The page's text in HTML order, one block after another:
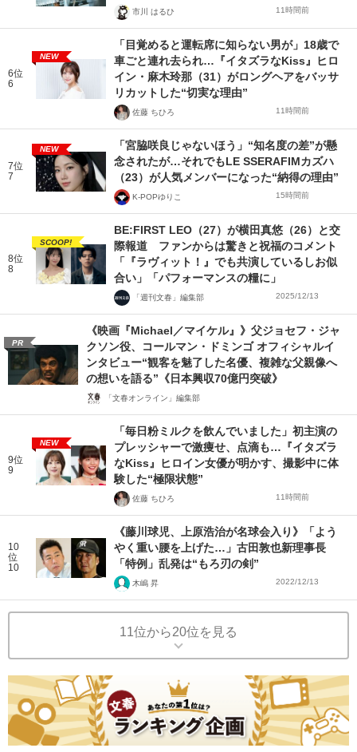
市川 はるひ 11時間前
6位
6
NEW
「目覚めると運転席に知らない男が」18歳で
車ごと連れ去られ…『イタズラなKiss』ヒロ
イン・麻木玲那（31）がロングヘアをバッサ
リカットした“切実な理由”
佐藤 ちひろ 11時間前
7位
7
NEW
「宮脇咲良じゃないほう」“知名度の差”が懸
念されたが…それでもLE SSERAFIMカズハ
（23）が人気メンバーになった“納得の理由”
K-POPゆりこ 15時間前
8位
8
SCOOP!
BE:FIRST LEO（27）が横田真悠（26）と交
際報道 ファンからは驚きと祝福のコメント
「『ラヴィット！』でも共演しているしお似
合い」「パフォーマンスの糧に」
「週刊文春」編集部 2025/12/13
PR
《映画『Michael／マイケル』》父ジョセフ・ジャ
クソン役、コールマン・ドミンゴ オフィシャルイ
ンタビュー“観客を魅了した名優、複雑な父親像へ
の想いを語る”《日本興収70億円突破》
「文春オンライン」編集部
9位
9
NEW
「毎日粉ミルクを飲んでいました」初主演の
プレッシャーで激痩せ、点滴も…『イタズラ
なKiss』ヒロイン女優が明かす、撮影中に体
験した“極限状態”
佐藤 ちひろ 11時間前
10
位
10
《藤川球児、上原浩治が名球会入り》「よう
やく重い腰を上げた…」古田敦也新理事長
「特例」乱発は“もろ刃の剣”
木嶋 昇 2022/12/13
11位から20位を見る